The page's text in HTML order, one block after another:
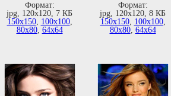
Формат:
jpg, 120х120, 7 КБ
150х150, 100х100,
80х80, 64х64
Формат:
jpg, 120х120, 8 КБ
150х150, 100х100,
80х80, 64х64